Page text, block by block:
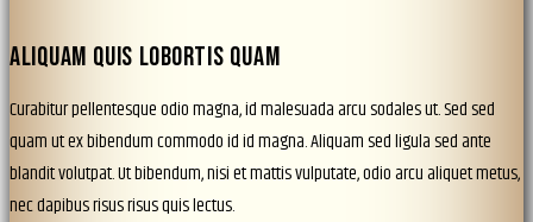
ALIQUAM QUIS LOBORTIS QUAM
Curabitur pellentesque odio magna, id malesuada arcu sodales ut. Sed sed
quam ut ex bibendum commodo id id magna. Aliquam sed ligula sed ante
blandit volutpat. Ut bibendum, nisi et mattis vulputate, odio arcu aliquet metus,
nec dapibus risus risus quis lectus.